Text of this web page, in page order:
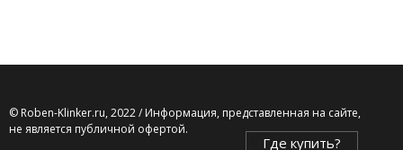
© Roben-Klinker.ru, 2022 / Информация, представленная на сайте,
не является публичной офертой.
Где купить?